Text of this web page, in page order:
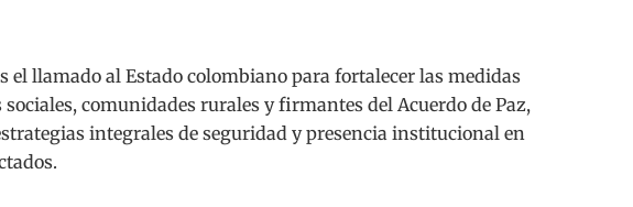
el llamado al Estado colombiano para fortalecer las medidas
comunidades rurales y firmantes del Acuerdo de Paz,
integrales de seguridad y presencia institucional en